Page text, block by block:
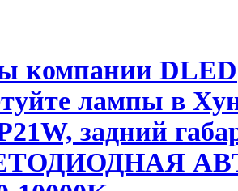
компании DLED
лампы в
задний